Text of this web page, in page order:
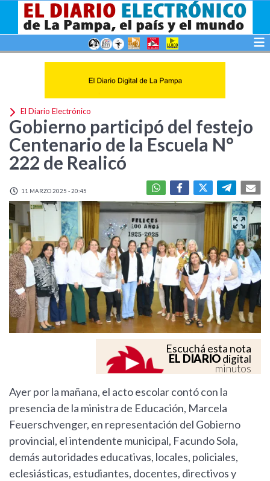
El Diario Electrónico
Gobierno participó del festejo
Centenario de la Escuela N°
222 de Realicó
11 MARZO 2025 - 20:45
Escuchá esta nota
EL DIARIOdigital
minutos
Ayer por la mañana, el acto escolar contó con la
presencia de la ministra de Educación, Marcela
Feuerschvenger, en representación del Gobierno
provincial, el intendente municipal, Facundo Sola,
demás autoridades educativas, locales, policiales,
eclesiásticas, estudiantes, docentes, directivos y